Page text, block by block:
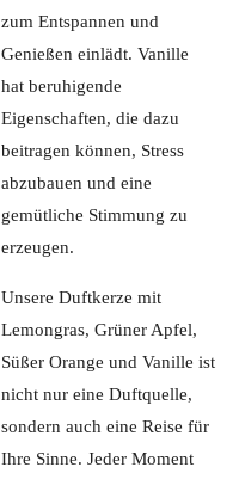
zum Entspannen und
Genießen einlädt. Vanille
hat beruhigende
Eigenschaften, die dazu
beitragen können, Stress
abzubauen und eine
gemütliche Stimmung zu
erzeugen.
Unsere Duftkerze mit
Lemongras, Grüner Apfel,
Süßer Orange und Vanille ist
nicht nur eine Duftquelle,
sondern auch eine Reise für
Ihre Sinne. Jeder Moment